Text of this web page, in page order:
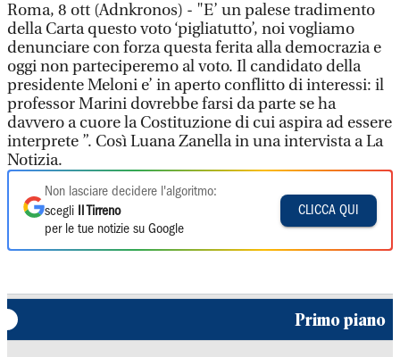
Roma, 8 ott (Adnkronos) - "E’ un palese tradimento
della Carta questo voto ‘pigliatutto’, noi vogliamo
denunciare con forza questa ferita alla democrazia e
oggi non parteciperemo al voto. Il candidato della
presidente Meloni e’ in aperto conflitto di interessi: il
professor Marini dovrebbe farsi da parte se ha
davvero a cuore la Costituzione di cui aspira ad essere
interprete ”. Così Luana Zanella in una intervista a La
Notizia.
Non lasciare decidere l'algoritmo:
scegli
Il Tirreno
per le tue notizie su Google
CLICCA QUI
Primo piano